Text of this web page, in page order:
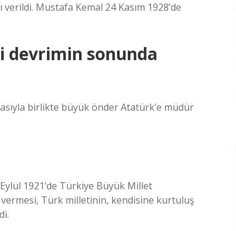
Mustafa Kemal 24 Kasım 1928’de
devrimin sonunda
birlikte büyük önder Atatürk’e müdür
1921’de Türkiye Büyük Millet
vermesi, Türk milletinin, kendisine kurtuluş